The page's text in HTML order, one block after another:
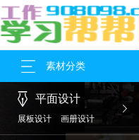
素材分类
平面设计
展板设计
画册设计
海报设计